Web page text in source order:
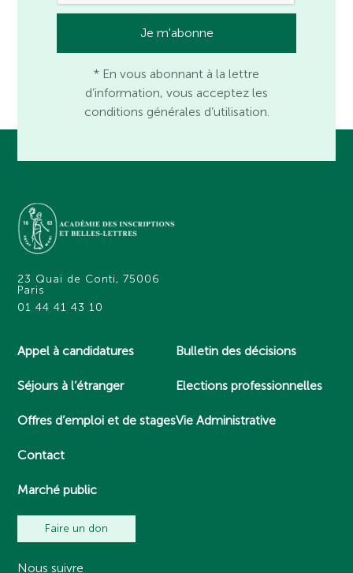
* En vous abonnant à la lettre
d’information, vous acceptez les
conditions générales d’utilisation.
23 Quai de Conti, 75006
Paris
01 44 41 43 10
Appel à candidatures
Séjours à l’étranger
Offres d’emploi et de stages
Contact
Marché public
Bulletin des décisions
Elections professionnelles
Vie Administrative
Faire un don
Nous suivre